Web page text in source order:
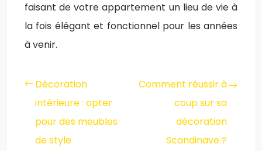
faisant de votre appartement un lieu de vie à
la fois élégant et fonctionnel pour les années
à venir.
Décoration
intérieure : opter
pour des meubles
de style
Comment réussir à
coup sur sa
décoration
Scandinave ?